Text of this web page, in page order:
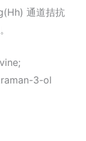
通道拮抗
3-ol